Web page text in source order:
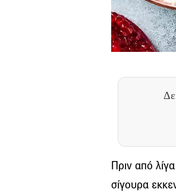
Πριν από
σίγουρα